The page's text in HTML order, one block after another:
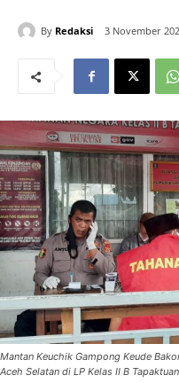
By Redaksi 3 November
Mantan Keuchik Gampong Keude
Aceh Selatan di LP Kelas II B